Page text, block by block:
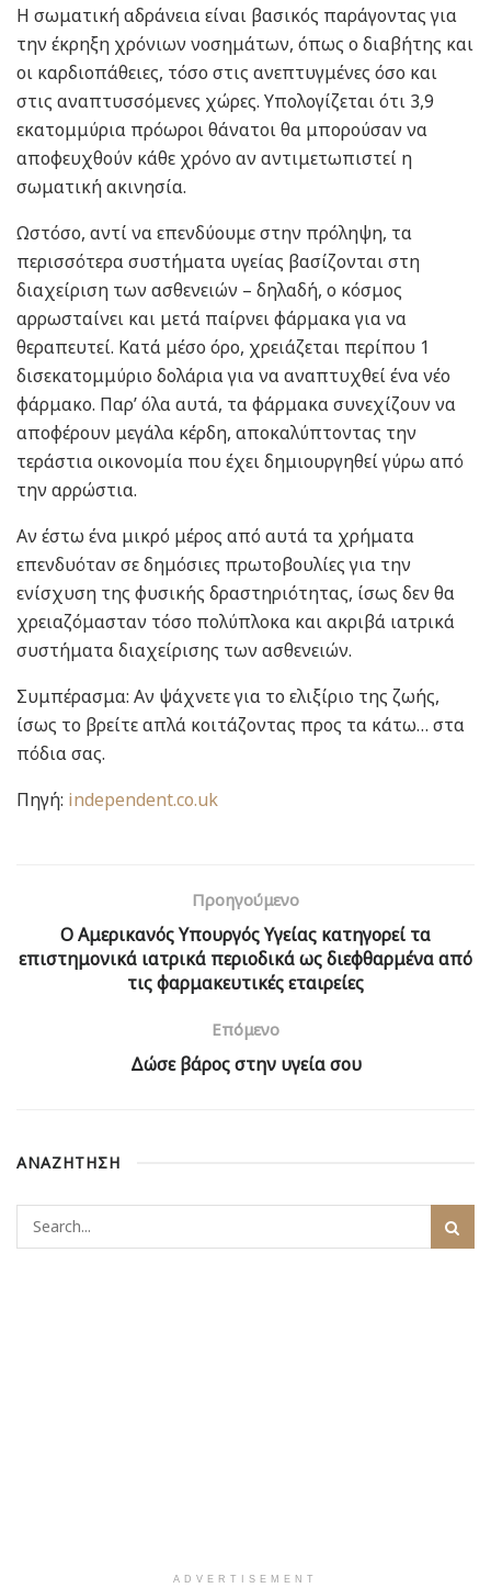
Η σωματική αδράνεια είναι βασικός παράγοντας για
την έκρηξη χρόνιων νοσημάτων, όπως ο διαβήτης και
οι καρδιοπάθειες, τόσο στις ανεπτυγμένες όσο και
στις αναπτυσσόμενες χώρες. Υπολογίζεται ότι 3,9
εκατομμύρια πρόωροι θάνατοι θα μπορούσαν να
αποφευχθούν κάθε χρόνο αν αντιμετωπιστεί η
σωματική ακινησία.
Ωστόσο, αντί να επενδύουμε στην πρόληψη, τα
περισσότερα συστήματα υγείας βασίζονται στη
διαχείριση των ασθενειών – δηλαδή, ο κόσμος
αρρωσταίνει και μετά παίρνει φάρμακα για να
θεραπευτεί. Κατά μέσο όρο, χρειάζεται περίπου 1
δισεκατομμύριο δολάρια για να αναπτυχθεί ένα νέο
φάρμακο. Παρ’ όλα αυτά, τα φάρμακα συνεχίζουν να
αποφέρουν μεγάλα κέρδη, αποκαλύπτοντας την
τεράστια οικονομία που έχει δημιουργηθεί γύρω από
την αρρώστια.
Αν έστω ένα μικρό μέρος από αυτά τα χρήματα
επενδυόταν σε δημόσιες πρωτοβουλίες για την
ενίσχυση της φυσικής δραστηριότητας, ίσως δεν θα
χρειαζόμασταν τόσο πολύπλοκα και ακριβά ιατρικά
συστήματα διαχείρισης των ασθενειών.
Συμπέρασμα: Αν ψάχνετε για το ελιξίριο της ζωής,
ίσως το βρείτε απλά κοιτάζοντας προς τα κάτω… στα
πόδια σας.
Πηγή: independent.co.uk
Προηγούμενο
Ο Αμερικανός Υπουργός Υγείας κατηγορεί τα
επιστημονικά ιατρικά περιοδικά ως διεφθαρμένα από
τις φαρμακευτικές εταιρείες
Επόμενο
Δώσε βάρος στην υγεία σου
ΑΝΑΖΗΤΗΣΗ
ADVERTISEMENT